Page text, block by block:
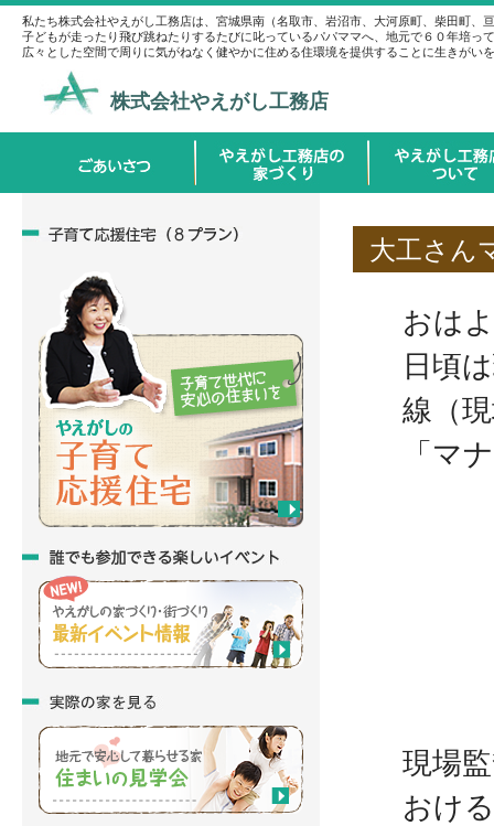
私たち株式会社やえがし工務店は、宮城県南（名取市、岩沼市、大河原町、柴田町、
子どもが走ったり飛び跳ねたりするたびに叱っているパパママへ、地元で６０年培っ
広々とした空間で周りに気がねなく健やかに住める住環境を提供することに生きがい
株式会社やえがし工務店
大工さん
おは
日頃
線（
「マ
現場
おけ